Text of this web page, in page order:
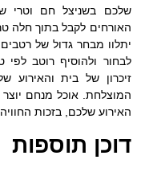
שלכם בשניצל חם וטרי
האורחים לקבל בתוך חלה
יתלוו מבחר גדול של רטבים
לבחור ולהוסיף רוטב לפי
זיכרון של בית והאירוע
המוצלחת. אוכל מנחם יוצר
האירוע שלכם, בזכות
דוכן תוספות